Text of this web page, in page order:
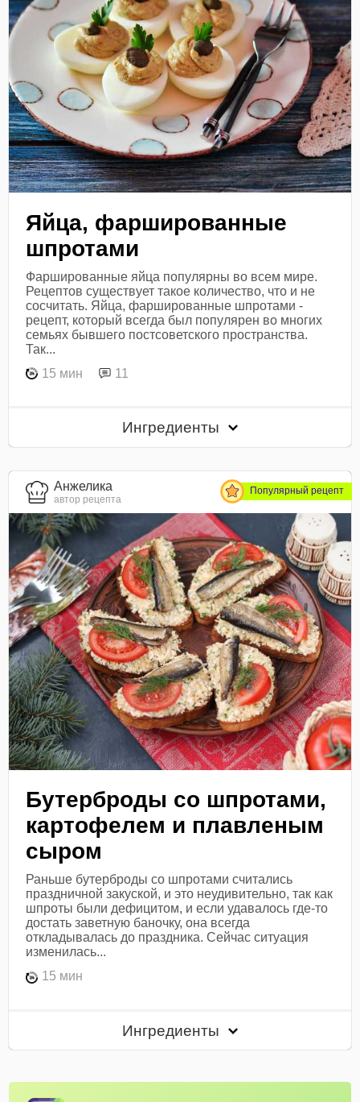
Яйца, фаршированные
шпротами
Фаршированные яйца популярны во всем мире.
Рецептов существует такое количество, что и не
сосчитать. Яйца, фаршированные шпротами -
рецепт, который всегда был популярен во многих
семьях бывшего постсоветского пространства.
Так...
15 мин
11
Ингредиенты
Анжелика
автор рецепта
Популярный рецепт
Бутерброды со шпротами,
картофелем и плавленым
сыром
Раньше бутерброды со шпротами считались
праздничной закуской, и это неудивительно, так как
шпроты были дефицитом, и если удавалось где-то
достать заветную баночку, она всегда
откладывалась до праздника. Сейчас ситуация
изменилась...
15 мин
Ингредиенты